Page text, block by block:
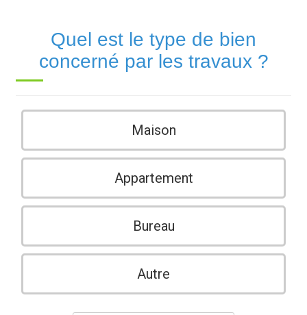
Quel est le type de bien
concerné par les travaux ?
Maison
Appartement
Bureau
Autre